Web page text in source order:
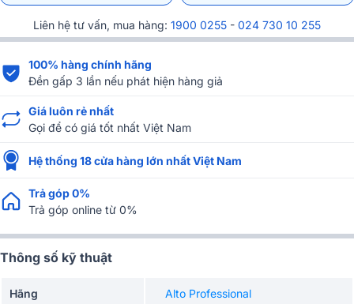
Liên hệ tư vấn, mua hàng: 1900 0255 - 024 730 10 255
100% hàng chính hãng
Đền gấp 3 lần nếu phát hiện hàng giả
Giá luôn rẻ nhất
Gọi để có giá tốt nhất Việt Nam
Hệ thống 18 cửa hàng lớn nhất Việt Nam
Trả góp 0%
Trả góp online từ 0%
Thông số kỹ thuật
Hãng Alto Professional